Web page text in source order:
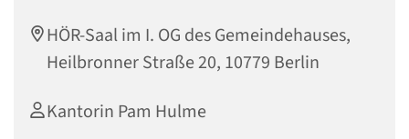
HÖR-Saal im I. OG des Gemeindehauses,
Heilbronner Straße 20, 10779 Berlin
Kantorin Pam Hulme